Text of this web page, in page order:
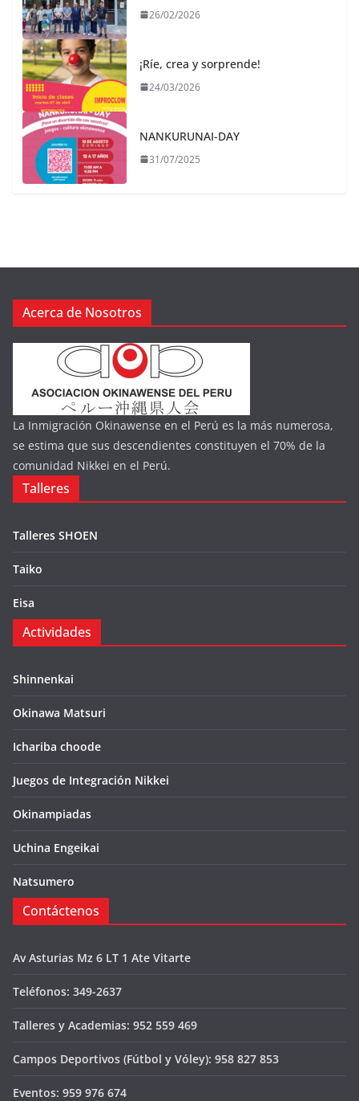
26/02/2026
¡Ríe, crea y sorprende!
24/03/2026
NANKURUNAI-DAY
31/07/2025
Acerca de Nosotros
La Inmigración Okinawense en el Perú es la más numerosa,
se estima que sus descendientes constituyen el 70% de la
comunidad Nikkei en el Perú.
Talleres
Talleres SHOEN
Taiko
Eisa
Actividades
Shinnenkai
Okinawa Matsuri
Ichariba choode
Juegos de Integración Nikkei
Okinampiadas
Uchina Engeikai
Natsumero
Contáctenos
Av Asturias Mz 6 LT 1 Ate Vitarte
Teléfonos: 349-2637
Talleres y Academias: 952 559 469
Campos Deportivos (Fútbol y Vóley): 958 827 853
Eventos: 959 976 674